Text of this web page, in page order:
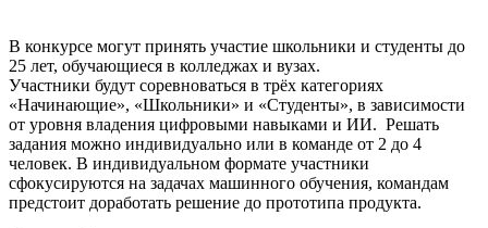
В конкурсе могут принять участие школьники и студенты до
25 лет, обучающиеся в колледжах и вузах.
Участники будут соревноваться в трёх категориях
«Начинающие», «Школьники» и «Студенты», в зависимости
от уровня владения цифровыми навыками и ИИ. Решать
задания можно индивидуально или в команде от 2 до 4
человек. В индивидуальном формате участники
сфокусируются на задачах машинного обучения, командам
предстоит доработать решение до прототипа продукта.